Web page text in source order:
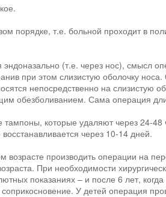
порядке, т.е. больной проходит в
(т.е. через нос), смысл
при этом слизистую оболочку
непосредственно на слизистую
обезболиванием. Сама операция
которые удаляют через 24-48
через 10-14 дней.
производить операции на
При необходимости
показаниях – и после 6 лет,
У детей операция